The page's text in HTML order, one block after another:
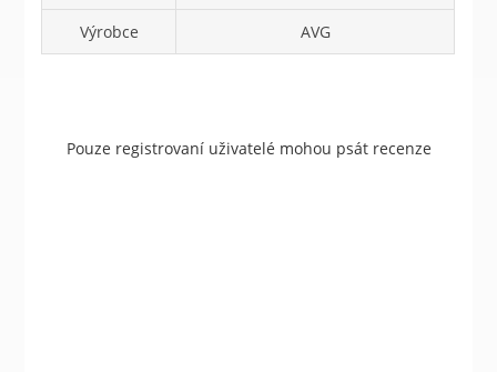
Výrobce AVG
Pouze registrovaní uživatelé mohou psát recenze